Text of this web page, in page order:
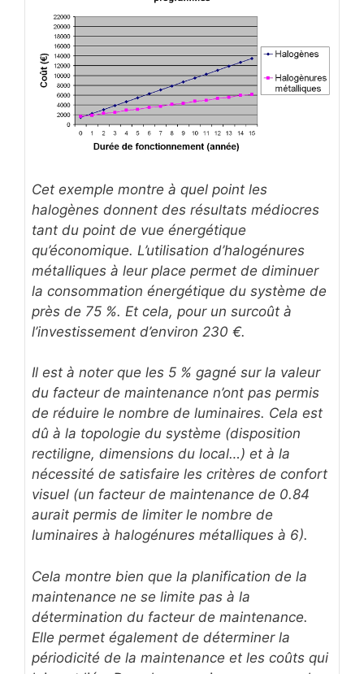
Cet exemple montre à quel point les
halogènes donnent des résultats médiocres
tant du point de vue énergétique
qu’économique. L’utilisation d’halogénures
métalliques à leur place permet de diminuer
la consommation énergétique du système de
près de 75 %. Et cela, pour un surcoût à
l’investissement d’environ 230 €.
Il est à noter que les 5 % gagné sur la valeur
du facteur de maintenance n’ont pas permis
de réduire le nombre de luminaires. Cela est
dû à la topologie du système (disposition
rectiligne, dimensions du local…) et à la
nécessité de satisfaire les critères de confort
visuel (un facteur de maintenance de 0.84
aurait permis de limiter le nombre de
luminaires à halogénures métalliques à 6).
Cela montre bien que la planification de la
maintenance ne se limite pas à la
détermination du facteur de maintenance.
Elle permet également de déterminer la
périodicité de la maintenance et les coûts qui